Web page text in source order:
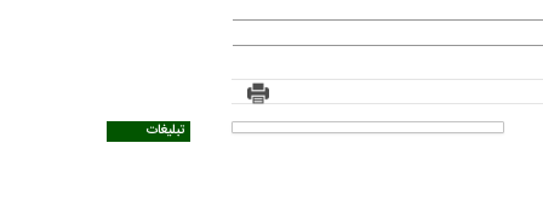
تبلیغات